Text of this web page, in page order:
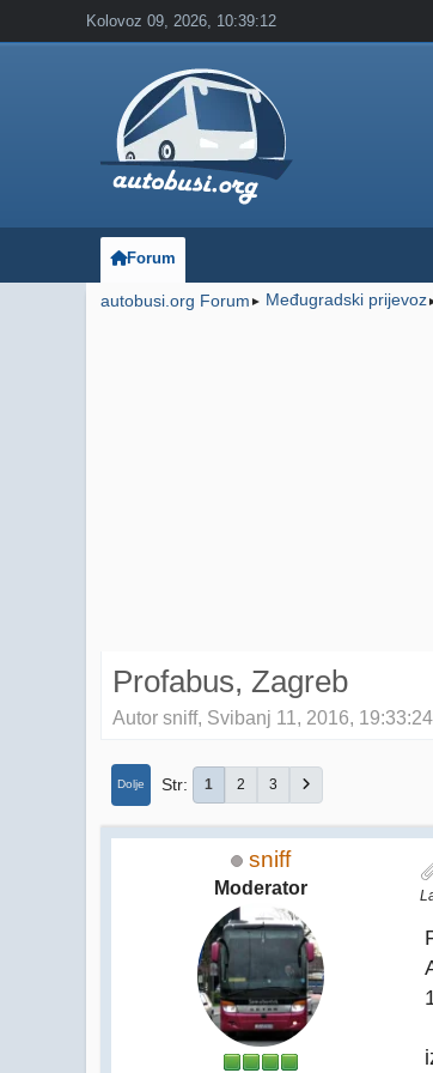
Kolovoz 09, 2026, 10:39:12
Forum
autobusi.org Forum ► Međugradski prijevoz
Profabus, Zagreb
Autor sniff, Svibanj 11, 2016, 19:33:24
Dolje Str 1 2 3
sniff
Moderator